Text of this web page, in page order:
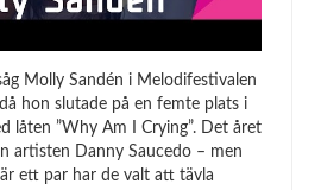
Molly Sandén i Melodifestivalen
hon slutade på en femte plats i
låten ”Why Am I Crying”. Det året
artisten Danny Saucedo – men
ett par har de valt att tävla